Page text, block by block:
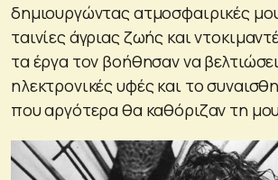
δημιουργώντας ατμοσφαιρικές
ταινίες άγριας ζωής και
τα έργα τον βοήθησαν να
ηλεκτρονικές υφές και το
που αργότερα θα καθόριζαν τη